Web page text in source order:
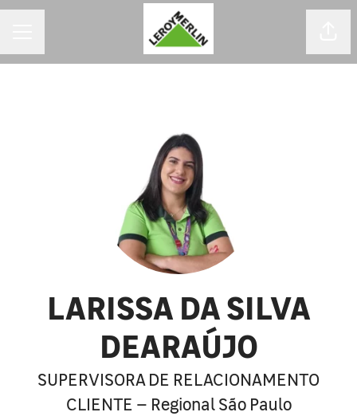
LARISSA DA SILVA
DEARAÚJO
SUPERVISORA DE RELACIONAMENTO
CLIENTE – Regional São Paulo